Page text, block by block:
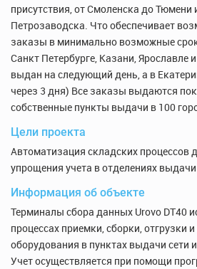
присутствия, от Смоленска до Тюмени
Петрозаводска. Что обеспечивает
заказы в минимально возможные
Санкт Петербурге, Казани, Ярославле
выдан на следующий день, а в
через 3 дня) Все заказы выдаются
собственные пункты выдачи в 100
Цели проекта
Автоматизация складских процессов
упрощения учета в отделениях
Информация об объекте
Терминалы сбора данных Urovo DT40
процессах приемки, сборки, отгрузки
оборудования в пунктах выдачи сети
Учет осуществляется при помощи